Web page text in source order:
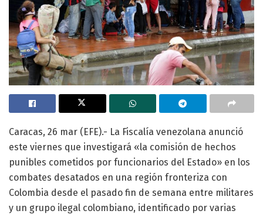
Caracas, 26 mar (EFE).- La Fiscalía venezolana anunció
este viernes que investigará «la comisión de hechos
punibles cometidos por funcionarios del Estado» en los
combates desatados en una región fronteriza con
Colombia desde el pasado fin de semana entre militares
y un grupo ilegal colombiano, identificado por varias